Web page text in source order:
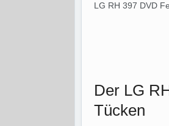
LG RH 397 DVD
Der LG
Tücken